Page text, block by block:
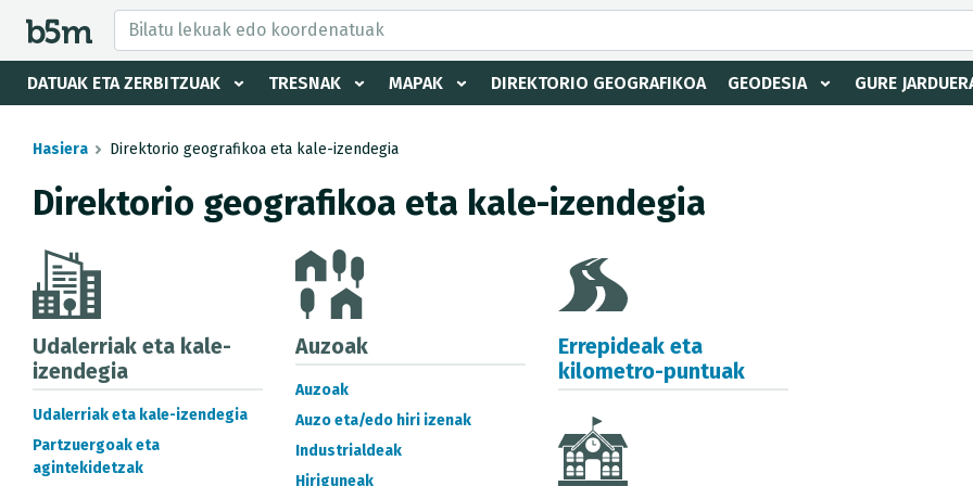
DATUAK ETA ZERBITZUAK TRESNAK MAPAK DIREKTORIO GEOGRAFIKOA GEODESIA GURE
eta direktorioa izkutatu
Hasiera Direktorio geografikoa eta kale-izendegia
Direktorio geografikoa eta kale-izendegia
Udalerriak eta kale-
izendegia
Udalerriak eta kale-izendegia
Partzuergoak eta
agintekidetzak
Auzoak
Auzoak
Auzo eta/edo hiri izenak
Industrialdeak
Hiriguneak
Errepideak eta
kilometro-puntuak